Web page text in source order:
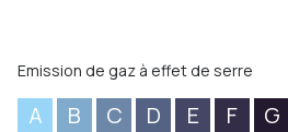
Emission de gaz à effet de serre
A B C D E F G